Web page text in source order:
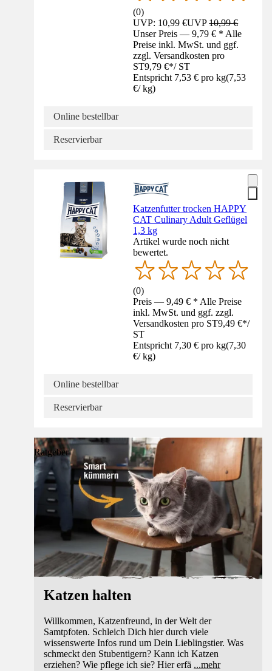
(0)
UVP: 10,99 €UVP10,99 €
Unser Preis — 9,79 € * Alle
Preise inkl. MwSt. und ggf.
zzgl. Versandkosten pro
ST9,79 €*/ ST
Entspricht 7,53 € pro kg(7,53
€/ kg)
Online bestellbar
Reservierbar
Katzenfutter trocken HAPPY
CAT Culinary Adult Geflügel
1,3 kg
Artikel wurde noch nicht
bewertet.
(0)
Preis — 9,49 € * Alle Preise
inkl. MwSt. und ggf. zzgl.
Versandkosten pro ST9,49 €*/
ST
Entspricht 7,30 € pro kg(7,30
€/ kg)
Online bestellbar
Reservierbar
Ratgeber
Katzen halten
Willkommen, Katzenfreund, in der Welt der
Samtpfoten. Schleich Dich hier durch viele
wissenswerte Infos rund um Dein Lieblingstier. Was
schmeckt den Stubentigern? Kann ich Katzen
erziehen? Wie pflege ich sie? Hier erfä ...mehr